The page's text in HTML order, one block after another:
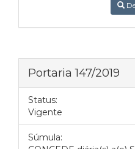
Portaria 147/2019
Status:
Vigente
Súmula: